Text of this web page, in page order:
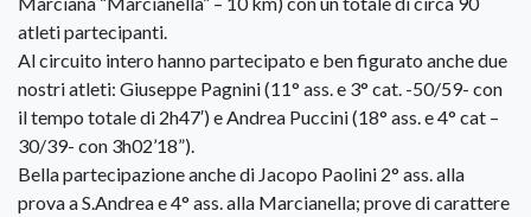
atleti partecipanti.
Al circuito intero hanno partecipato e ben figurato anche due
nostri atleti: Giuseppe Pagnini (11° ass. e 3° cat. -50/59- con
il tempo totale di 2h47′) e Andrea Puccini (18° ass. e 4° cat –
30/39- con 3h02’18”).
Bella partecipazione anche di Jacopo Paolini 2° ass. alla
prova a S.Andrea e 4° ass. alla Marcianella; prove di carattere